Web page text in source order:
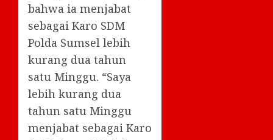
bahwa ia menjabat
sebagai Karo SDM
Polda Sumsel lebih
kurang dua tahun
satu Minggu. “Saya
lebih kurang dua
tahun satu Minggu
menjabat sebagai Karo